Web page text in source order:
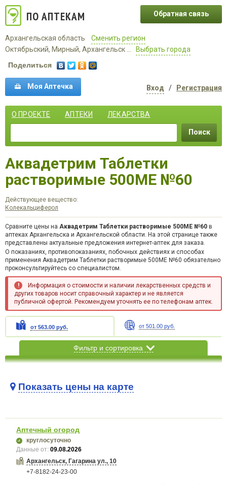
ПО АПТЕКАМ
Архангельская область
Сменить регион
Октябрьский, Мирный, Архангельск ...
Выбрать города
Обратная связь
Поделиться
Моя Аптечка Вход / Регистрация
О ПРОЕКТЕ АПТЕКИ ЛЕКАРСТВА
Поиск
Аквадетрим Таблетки
растворимые 500МЕ №60
Действующее вещество:
Колекальциферол
Сравните цены на Аквадетрим Таблетки растворимые 500МЕ №60 в
аптеках Архангельска и Архангельской области. На этой странице также
представлены актуальные предложения интернет-аптек для заказа.
О показаниях, противопоказаниях, побочных действиях и способах
применения Аквадетрим Таблетки растворимые 500МЕ №60 обязательно
проконсультируйтесь со специалистом.
Информация о стоимости и наличии лекарственных средств и
других товаров носит справочный характер и не является
публичной офертой. Рекомендуем уточнять ее по телефонам аптек.
от 563.00 руб. от 501.00 руб.
Фильтр и сортировка
Карта загружается...
Показать цены на карте
Аптечный огород
круглосуточно
Данные от:09.08.2026
Архангельск, Гагарина ул., 10
+7-8182-24-23-00